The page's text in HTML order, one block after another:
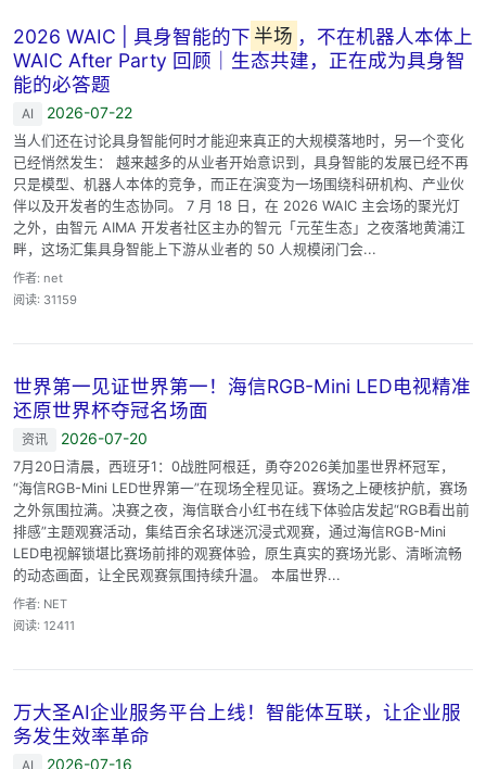
2026 WAIC | 具身智能的下 半场 ，不在机器人本体上
WAIC After Party 回顾｜生态共建，正在成为具身智
能的必答题
AI 2026-07-22
当人们还在讨论具身智能何时才能迎来真正的大规模落地时，另一个变化
已经悄然发生： 越来越多的从业者开始意识到，具身智能的发展已经不再
只是模型、机器人本体的竞争，而正在演变为一场围绕科研机构、产业伙
伴以及开发者的生态协同。 7 月 18 日，在 2026 WAIC 主会场的聚光灯
之外，由智元 AIMA 开发者社区主办的智元「元苼生态」之夜落地黄浦江
畔，这场汇集具身智能上下游从业者的 50 人规模闭门会...
作者: net
阅读: 31159
世界第一见证世界第一！海信RGB-Mini LED电视精准
还原世界杯夺冠名场面
资讯 2026-07-20
7月20日清晨，西班牙1：0战胜阿根廷，勇夺2026美加墨世界杯冠军，
“海信RGB-Mini LED世界第一”在现场全程见证。赛场之上硬核护航，赛场
之外氛围拉满。决赛之夜，海信联合小红书在线下体验店发起“RGB看出前
排感”主题观赛活动，集结百余名球迷沉浸式观赛，通过海信RGB-Mini
LED电视解锁堪比赛场前排的观赛体验，原生真实的赛场光影、清晰流畅
的动态画面，让全民观赛氛围持续升温。 本届世界...
作者: NET
阅读: 12411
万大圣AI企业服务平台上线！智能体互联，让企业服
务发生效率革命
AI 2026-07-16